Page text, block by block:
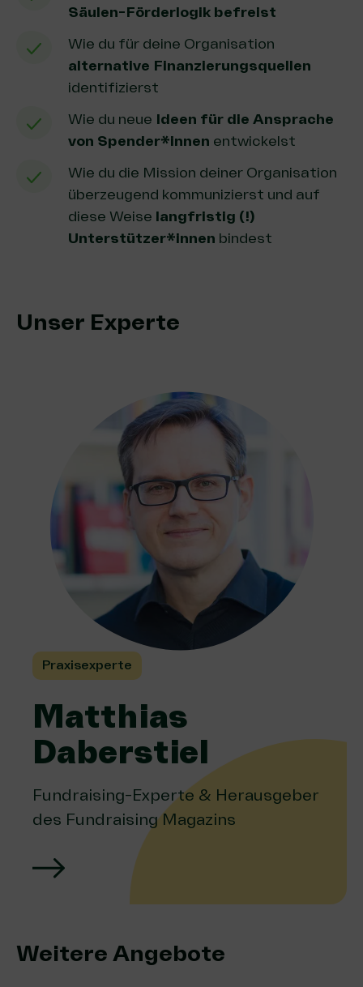
Säulen-Förderlogik befreist
Wie du für deine Organisation
alternative Finanzierungsquellen
identifizierst
Wie du neue Ideen für die Ansprache
von Spender*innen entwickelst
Wie du die Mission deiner Organisation
überzeugend kommunizierst und auf
diese Weise langfristig (!)
Unterstützer*innen bindest
Unser Experte
Praxisexperte
Matthias
Daberstiel
Fundraising-Experte & Herausgeber
des Fundraising Magazins
Weitere Angebote